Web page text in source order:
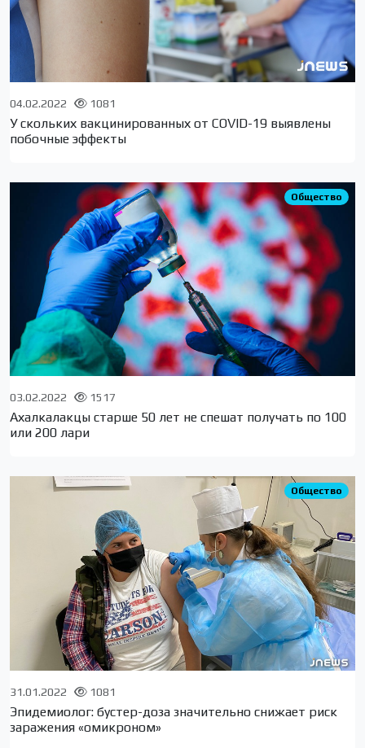
04.02.2022 1081
У скольких вакцинированных от COVID-19 выявлены
побочные эффекты
Общество
03.02.2022 1517
Ахалкалакцы старше 50 лет не спешат получать по 100
или 200 лари
Общество
31.01.2022 1081
Эпидемиолог: бустер-доза значительно снижает риск
заражения «омикроном»